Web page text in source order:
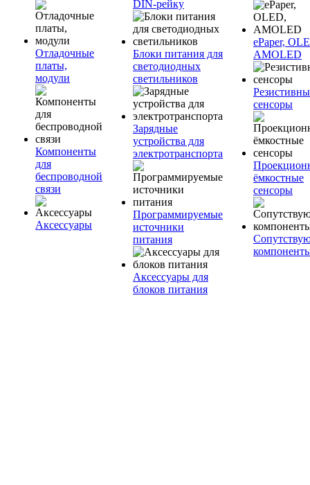
Отладочные
платы,
модули
Компоненты
для
беспроводной
связи
Аксессуары
DIN-рейку
Блоки питания для
светодиодных
светильников
Зарядные
устройства для
электротранспорта
Программируемые
источники
питания
Аксессуары для
блоков питания
ePaper,
AMOLED
сенсоры
ёмкостные
сенсоры